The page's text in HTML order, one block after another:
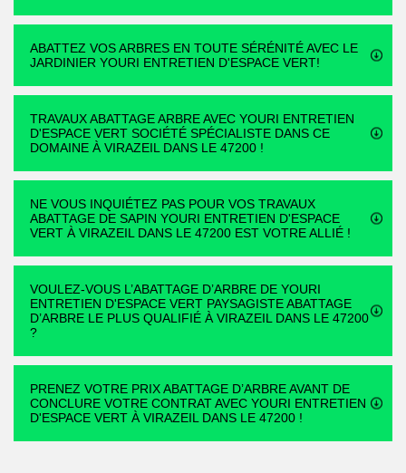
ABATTEZ VOS ARBRES EN TOUTE SÉRÉNITÉ AVEC LE
JARDINIER YOURI ENTRETIEN D'ESPACE VERT!
TRAVAUX ABATTAGE ARBRE AVEC YOURI ENTRETIEN
D'ESPACE VERT SOCIÉTÉ SPÉCIALISTE DANS CE
DOMAINE À VIRAZEIL DANS LE 47200 !
NE VOUS INQUIÉTEZ PAS POUR VOS TRAVAUX
ABATTAGE DE SAPIN YOURI ENTRETIEN D'ESPACE
VERT À VIRAZEIL DANS LE 47200 EST VOTRE ALLIÉ !
VOULEZ-VOUS L’ABATTAGE D’ARBRE DE YOURI
ENTRETIEN D'ESPACE VERT PAYSAGISTE ABATTAGE
D’ARBRE LE PLUS QUALIFIÉ À VIRAZEIL DANS LE 47200
?
PRENEZ VOTRE PRIX ABATTAGE D’ARBRE AVANT DE
CONCLURE VOTRE CONTRAT AVEC YOURI ENTRETIEN
D'ESPACE VERT À VIRAZEIL DANS LE 47200 !